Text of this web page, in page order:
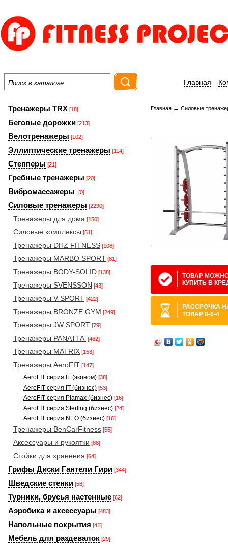
Главная
Тренажеры TRX [18]
Беговые дорожки [213]
Велотренажеры [102]
Эллиптические тренажеры [114]
Степперы [21]
Гребные тренажеры [20]
Вибромассажеры [0]
Силовые тренажеры [2290]
Тренажеры для дома [150]
Силовые комплексы [51]
Тренажеры DHZ FITNESS [108]
Тренажеры MARBO SPORT [81]
Тренажеры BODY-SOLID [138]
Тренажеры SVENSSON [43]
Тренажеры V-SPORT [422]
Тренажеры BRONZE GYM [249]
Тренажеры JW SPORT [79]
Тренажеры PANATTA [462]
Тренажеры MATRIX [153]
Тренажеры AeroFIT [147]
AeroFIT серия IF (эконом) [38]
AeroFIT серия IT (бизнес) [53]
AeroFIT серия Plamax (бизнес) [16]
AeroFIT серия Sterling (бизнес) [24]
AeroFIT серия NEO (бизнес) [16]
Тренажеры BenCarFitness [55]
Аксессуары и рукоятки [88]
Стойки для хранения [64]
Грифы Диски Гантели Гири [344]
Шведские стенки [58]
Турники, брусья настенные [62]
Аэробика и аксессуары [483]
Напольные покрытия [41]
Мебель для раздевалок [29]
Главная → Силовые
ТОВАР
КУПИТЬ В
РАССРОЧКА
ТОВАР 0-0-4